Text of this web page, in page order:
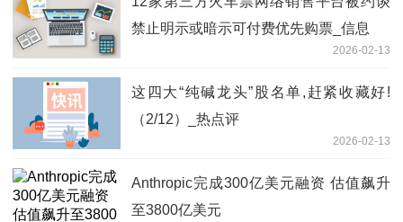
禁止明示或暗示可付费优先购票_信息
2026-02-13
这四大“纯碱龙头”股名单,赶紧收藏好!
（2/12）_热点评
2026-02-13
Anthropic完成300亿美元融资 估值飙升
至3800亿美元